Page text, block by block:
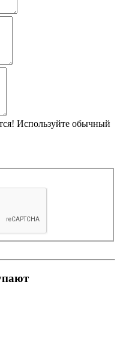
Используйте обычный